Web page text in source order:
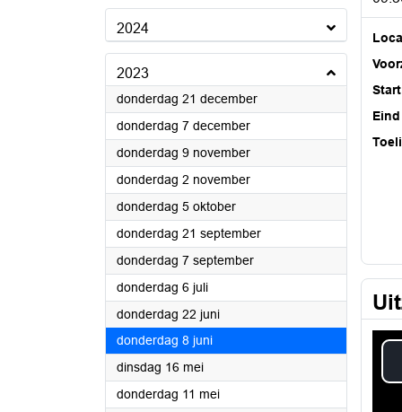
2024
2023
donderdag 21 december2023
donderdag 7 december2023
donderdag 9 november2023
donderdag 2 november2023
donderdag 5 oktober2023
donderdag 21 september2023
donderdag 7 september2023
donderdag 6 juli2023
donderdag 22 juni2023
donderdag 8 juni2023
dinsdag 16 mei2023
donderdag 11 mei2023
Start
Eind